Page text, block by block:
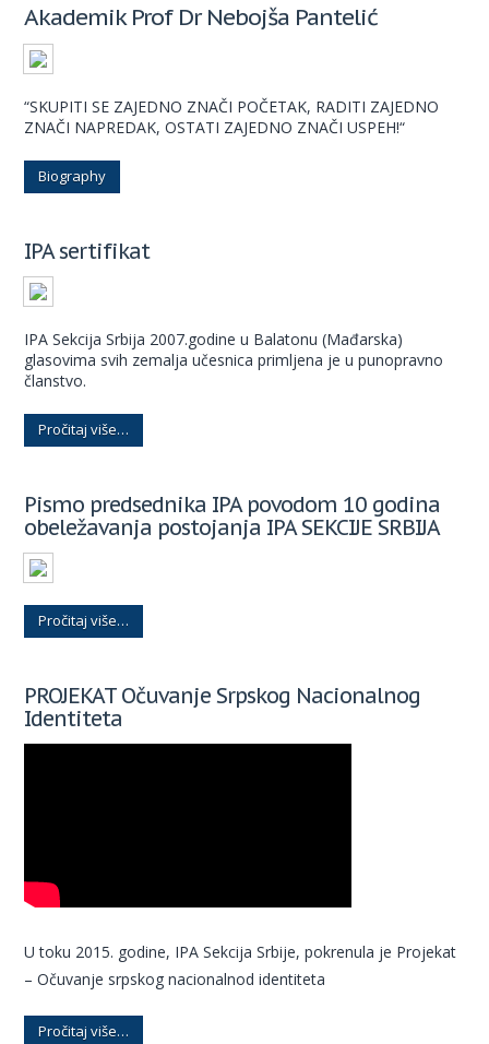
Akademik Prof Dr Nebojša Pantelić
“SKUPITI SE ZAJEDNO ZNAČI POČETAK, RADITI ZAJEDNO
ZNAČI NAPREDAK, OSTATI ZAJEDNO ZNAČI USPEH!“
Biography
IPA sertifikat
IPA Sekcija Srbija 2007.godine u Balatonu (Mađarska)
glasovima svih zemalja učesnica primljena je u punopravno
članstvo.
Pročitaj više…
Pismo predsednika IPA povodom 10 godina
obeležavanja postojanja IPA SEKCIJE SRBIJA
Pročitaj više…
PROJEKAT Očuvanje Srpskog Nacionalnog
Identiteta
U toku 2015. godine, IPA Sekcija Srbije, pokrenula je Projekat
– Očuvanje srpskog nacionalnod identiteta
Pročitaj više…